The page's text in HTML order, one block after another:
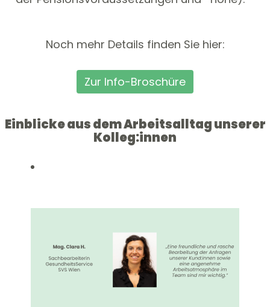
Noch mehr Details finden Sie hier:
Zur Info-Broschüre
Einblicke aus dem Arbeitsalltag unserer
Kolleg:innen